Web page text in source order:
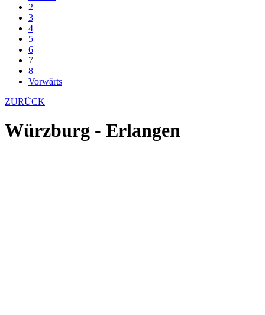
2
3
4
5
6
7
8
Vorwärts
ZURÜCK
Würzburg - Erlangen